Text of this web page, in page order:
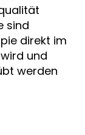
sind
direkt im
und
werden